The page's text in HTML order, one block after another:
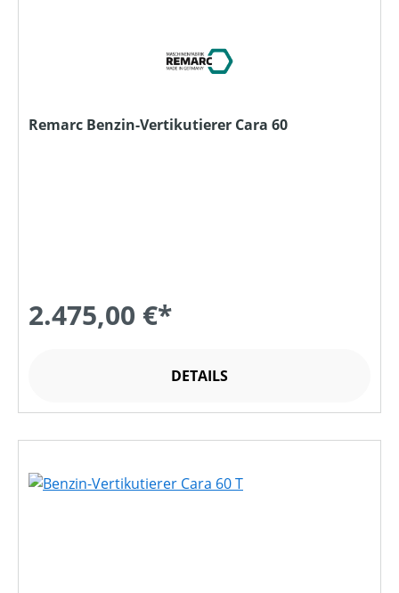
Remarc Benzin-Vertikutierer Cara 60
2.475,00 €*
DETAILS